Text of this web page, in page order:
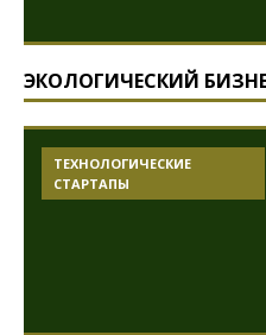
ЭКОЛОГИЧЕСКИЙ
ТЕХНОЛОГИЧЕСКИЕ
СТАРТАПЫ